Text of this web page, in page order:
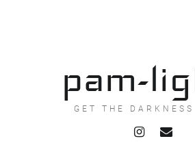
pam-
GET THE DARKNESS